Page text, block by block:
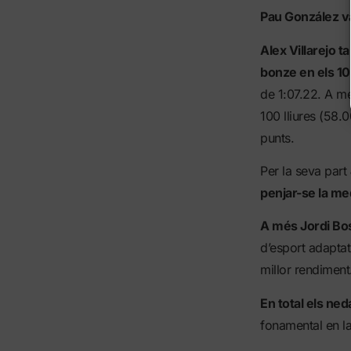
Pau González
Alex Villarejo
bonze en els
de 1:07.22. A
100 lliures
punts.
Per la seva part
penjar-se la
A més Jordi
d’esport
millor rendiment.
En total els
fonamental en